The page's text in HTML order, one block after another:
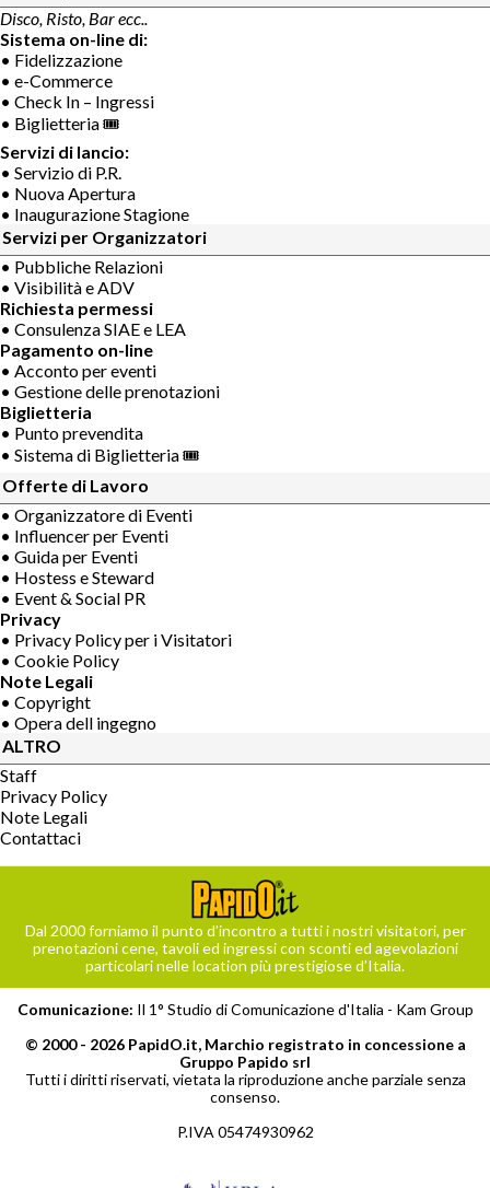
Disco, Risto, Bar ecc..
Sistema on-line di:
• Fidelizzazione
• e-Commerce
• Check In – Ingressi
• Biglietteria 🎟
Servizi di lancio:
• Servizio di P.R.
• Nuova Apertura
• Inaugurazione Stagione
Servizi per Organizzatori
• Pubbliche Relazioni
• Visibilità e ADV
Richiesta permessi
• Consulenza SIAE e LEA
Pagamento on-line
• Acconto per eventi
• Gestione delle prenotazioni
Biglietteria
• Punto prevendita
• Sistema di Biglietteria 🎟
Offerte di Lavoro
• Organizzatore di Eventi
• Influencer per Eventi
• Guida per Eventi
• Hostess e Steward
• Event & Social PR
Privacy
• Privacy Policy per i Visitatori
• Cookie Policy
Note Legali
• Copyright
• Opera dell ingegno
ALTRO
Staff
Privacy Policy
Note Legali
Contattaci
Dal 2000 forniamo il punto d’incontro a tutti i nostri visitatori, per
prenotazioni cene, tavoli ed ingressi con sconti ed agevolazioni
particolari nelle location più prestigiose d’Italia.
Comunicazione: Il 1° Studio di Comunicazione d'Italia - Kam Group
© 2000 - 2026 PapidO.it, Marchio registrato in concessione a
Gruppo Papido srl
Tutti i diritti riservati, vietata la riproduzione anche parziale senza
consenso.
P.IVA 05474930962